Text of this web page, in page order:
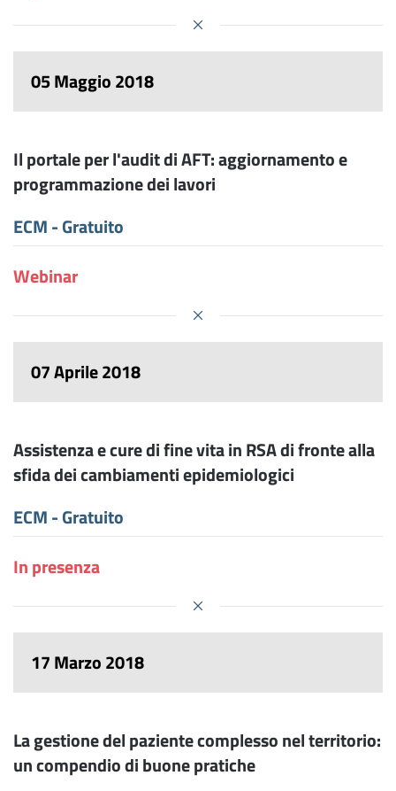
05 Maggio 2018
Il portale per l'audit di AFT: aggiornamento e
programmazione dei lavori
ECM - Gratuito
Webinar
07 Aprile 2018
Assistenza e cure di fine vita in RSA di fronte alla
sfida dei cambiamenti epidemiologici
ECM - Gratuito
In presenza
17 Marzo 2018
La gestione del paziente complesso nel territorio:
un compendio di buone pratiche